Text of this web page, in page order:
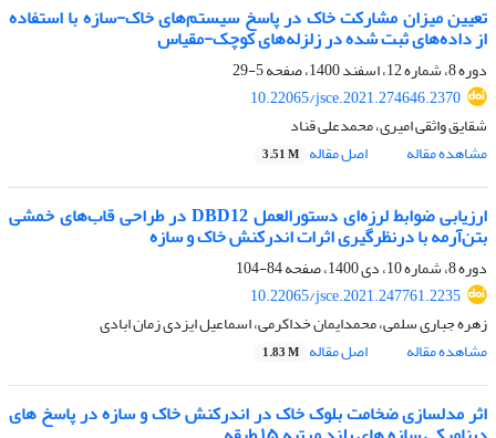
تعیین میزان مشارکت خاک در پاسخ سیستم‌های خاک-سازه با استفاده
از داده‌های ثبت شده در زلزله‌های کوچک-مقیاس
دوره 8، شماره 12، اسفند 1400، صفحه
5-29
10.22065/jsce.2021.274646.2370
شقایق واثقی امیری، محمدعلی قناد
مشاهده مقاله
اصل مقاله 3.51 M
ارزیابی ضوابط لرزه‌ای دستورالعمل DBD12 در طراحی قاب‌های خمشی
بتن‌آرمه با درنظرگیری اثرات اندرکنش خاک و سازه
دوره 8، شماره 10، دی 1400، صفحه
84-104
10.22065/jsce.2021.247761.2235
زهره جباری سلمی، محمدایمان خداکرمی، اسماعیل ایزدی زمان ابادی
مشاهده مقاله
اصل مقاله 1.83 M
اثر مدلسازی ضخامت بلوک خاک در اندرکنش خاک و سازه در پاسخ های